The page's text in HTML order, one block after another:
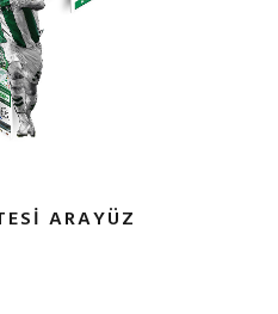
ARAYÜZ